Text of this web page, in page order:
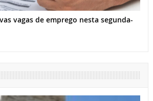
vagas de emprego nesta segunda-